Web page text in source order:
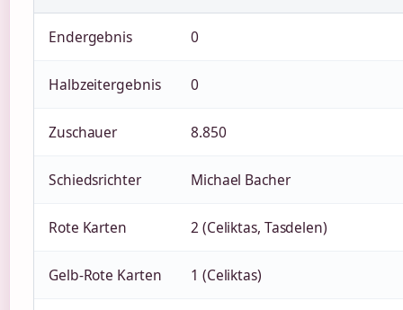
Endergebnis 0
Halbzeitergebnis 0
Zuschauer 8.850
Schiedsrichter Michael Bacher
Rote Karten 2 (Celiktas, Tasdelen)
Gelb-Rote Karten 1 (Celiktas)